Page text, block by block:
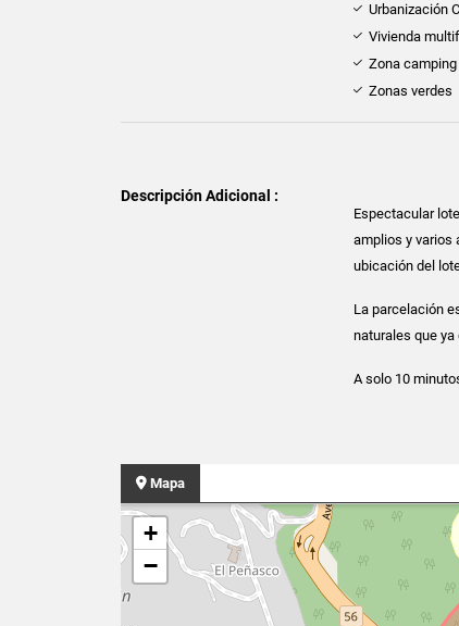
Urbanización
Vivienda
Zona camping
Zonas verdes
Descripción Adicional :
Espectacular
amplios y varios
ubicación del
La parcelación
naturales que
A solo 10
Mapa
+
−